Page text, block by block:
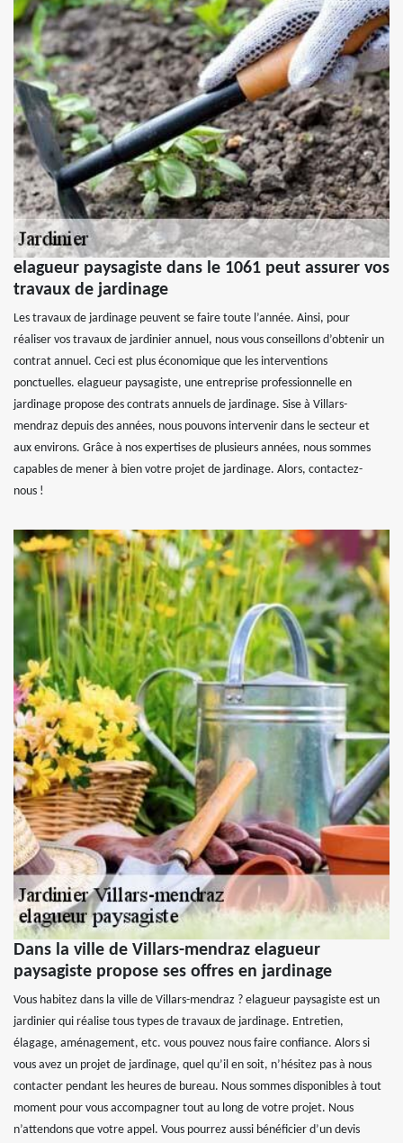
elagueur paysagiste dans le 1061 peut assurer vos
travaux de jardinage
Les travaux de jardinage peuvent se faire toute l’année. Ainsi, pour
réaliser vos travaux de jardinier annuel, nous vous conseillons d’obtenir un
contrat annuel. Ceci est plus économique que les interventions
ponctuelles. elagueur paysagiste, une entreprise professionnelle en
jardinage propose des contrats annuels de jardinage. Sise à Villars-
mendraz depuis des années, nous pouvons intervenir dans le secteur et
aux environs. Grâce à nos expertises de plusieurs années, nous sommes
capables de mener à bien votre projet de jardinage. Alors, contactez-
nous !
Dans la ville de Villars-mendraz elagueur
paysagiste propose ses offres en jardinage
Vous habitez dans la ville de Villars-mendraz ? elagueur paysagiste est un
jardinier qui réalise tous types de travaux de jardinage. Entretien,
élagage, aménagement, etc. vous pouvez nous faire confiance. Alors si
vous avez un projet de jardinage, quel qu’il en soit, n’hésitez pas à nous
contacter pendant les heures de bureau. Nous sommes disponibles à tout
moment pour vous accompagner tout au long de votre projet. Nous
n’attendons que votre appel. Vous pourrez aussi bénéficier d’un devis